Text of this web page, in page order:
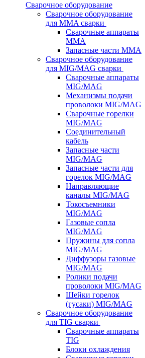
Сварочное оборудование
Сварочное оборудование
для MMA сварки
Сварочные аппараты
MMA
Запасные части MMA
Сварочное оборудование
для MIG/MAG сварки
Сварочные аппараты
MIG/MAG
Механизмы подачи
проволоки MIG/MAG
Сварочные горелки
MIG/MAG
Соединительный
кабель
Запасные части
MIG/MAG
Запасные части для
горелок MIG/MAG
Направляющие
каналы MIG/MAG
Токосъемники
MIG/MAG
Газовые сопла
MIG/MAG
Пружины для сопла
MIG/MAG
Диффузоры газовые
MIG/MAG
Ролики подачи
проволоки MIG/MAG
Шейки горелок
(гусаки) MIG/MAG
Сварочное оборудование
для TIG сварки
Сварочные аппараты
TIG
Блоки охлаждения